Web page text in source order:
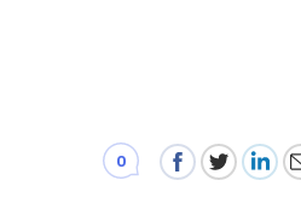
0